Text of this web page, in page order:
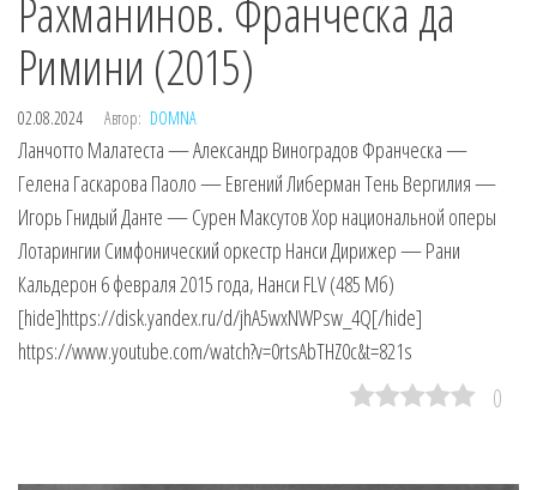
Рахманинов. Франческа да
Римини (2015)
02.08.2024 Автор: DOMNA
Ланчотто Малатеста — Александр Виноградов Франческа —
Гелена Гаскарова Паоло — Евгений Либерман Тень Вергилия —
Игорь Гнидый Данте — Сурен Максутов Хор национальной оперы
Лотарингии Симфонический оркестр Нанси Дирижер — Рани
Кальдерон 6 февраля 2015 года, Нанси FLV (485 Мб)
[hide]https://disk.yandex.ru/d/jhA5wxNWPsw_4Q[/hide]
https://www.youtube.com/watch?v=0rtsAbTHZ0c&t=821s
0